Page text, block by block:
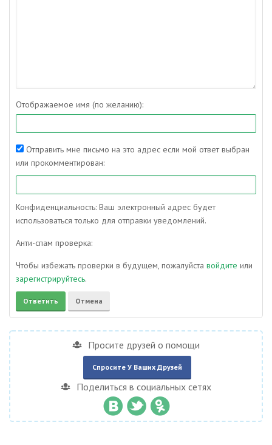
Отображаемое имя (по желанию):
Отправить мне письмо на это адрес если мой ответ выбран
или прокомментирован:
Конфиденциальность: Ваш электронный адрес будет
использоваться только для отправки уведомлений.
Анти-спам проверка:
Чтобы избежать проверки в будущем, пожалуйста войдите или
зарегистрируйтесь.
Просите друзей о помощи
Спросите У Ваших Друзей
Поделиться в социальных сетях